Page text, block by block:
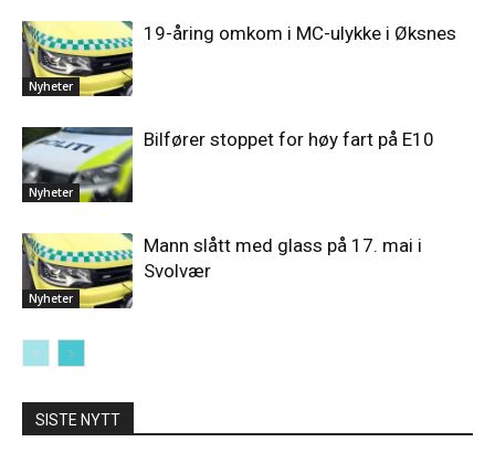
Nyheter
19-åring omkom i MC-ulykke i Øksnes
Nyheter
Bilfører stoppet for høy fart på E10
Nyheter
Mann slått med glass på 17. mai i
Svolvær
SISTE NYTT